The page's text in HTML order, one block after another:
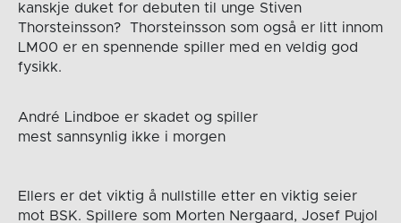
kanskje duket for debuten til unge Stiven
Thorsteinsson? Thorsteinsson som også er litt innom
LM00 er en spennende spiller med en veldig god
fysikk.
André Lindboe er skadet og spiller
mest sannsynlig ikke i morgen
Ellers er det viktig å nullstille etter en viktig seier
mot BSK. Spillere som Morten Nergaard, Josef Pujol